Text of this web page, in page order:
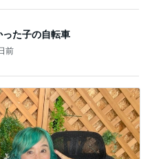
た子の自転車
前